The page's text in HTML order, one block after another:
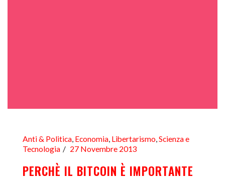
Anti & Politica Economia Libertarismo Scienza e
Tecnologia
27 Novembre 2013
PERCHÈ IL BITCOIN È IMPORTANTE